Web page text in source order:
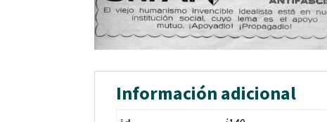
Información adicional